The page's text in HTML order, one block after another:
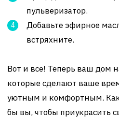
пульверизатор.
Добавьте эфирное
встряхните.
Вот и все! Теперь ваш дом
которые сделают ваше
уютным и комфортным.
бы вы, чтобы приукрасить